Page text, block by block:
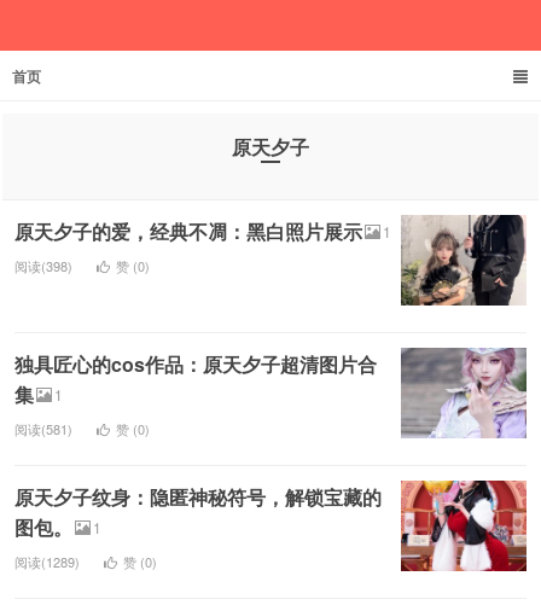
首页
原天夕子
原天夕子的爱，经典不凋：黑白照片展示 1
阅读(398) 赞 (0)
独具匠心的cos作品：原天夕子超清图片合
集
1
阅读(581) 赞 (0)
原天夕子纹身：隐匿神秘符号，解锁宝藏的
图包。
1
阅读(1289) 赞 (0)